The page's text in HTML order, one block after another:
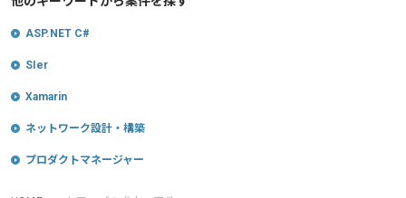
ASP.NET C#
SIer
Xamarin
ネットワーク設計・構築
プロダクトマネージャー